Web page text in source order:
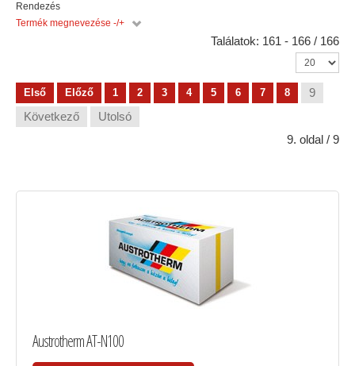
Rendezés
Termék megnevezése -/+
Találatok: 161 - 166 / 166
Első Előző 1 2 3 4 5 6 7 8
9
Következő
Utolsó
9. oldal / 9
Austrotherm AT-N100